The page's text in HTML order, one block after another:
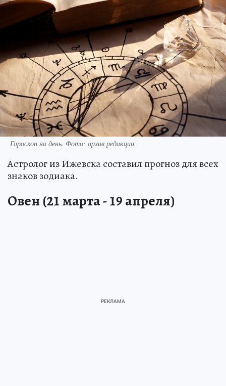
Гороскоп на день. Фото: архив редакции
Астролог из Ижевска составил прогноз для всех
знаков зодиака.
Овен (21 марта - 19 апреля)